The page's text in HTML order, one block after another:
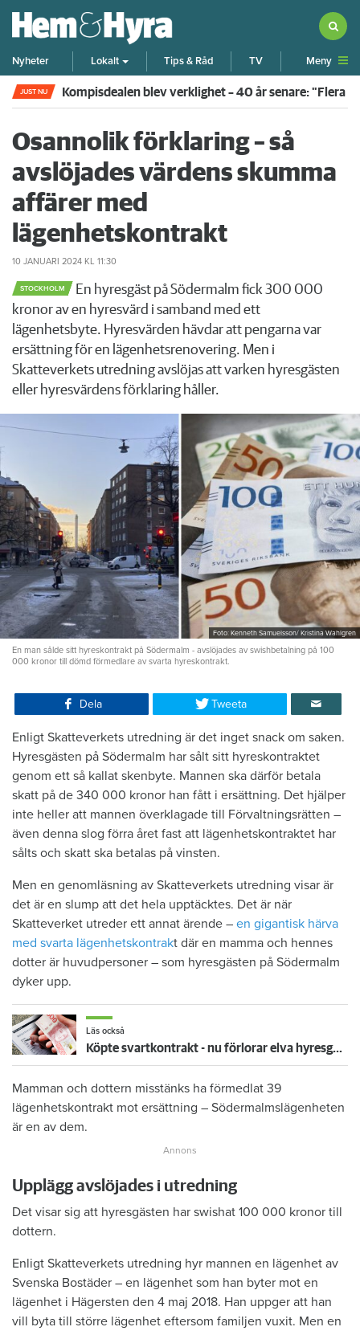
Nyheter Lokalt Tips & Råd TV Meny
JUST NU Kompisdealen blev verklighet – 40 år senare: "Flera
Osannolik förklaring – så
avslöjades värdens skumma
affärer med
lägenhetskontrakt
10 JANUARI 2024 KL 11:30
STOCKHOLM
En hyresgäst på Södermalm fick 300 000
kronor av en hyresvärd i samband med ett
lägenhetsbyte. Hyresvärden hävdar att pengarna var
ersättning för en lägenhetsrenovering. Men i
Skatteverkets utredning avslöjas att varken hyresgästen
eller hyresvärdens förklaring håller.
Foto: Kenneth Samuelsson/ Kristina Wahlgren
En man sålde sitt hyreskontrakt på Södermalm - avslöjades av swishbetalning på 100
000 kronor till dömd förmedlare av svarta hyreskontrakt.
Dela Tweeta
Enligt Skatteverkets utredning är det inget snack om saken.
Hyresgästen på Södermalm har sålt sitt hyreskontraktet
genom ett så kallat skenbyte. Mannen ska därför betala
skatt på de 340 000 kronor han fått i ersättning. Det hjälper
inte heller att mannen överklagade till Förvaltningsrätten –
även denna slog förra året fast att lägenhetskontraktet har
sålts och skatt ska betalas på vinsten.
Men en genomläsning av Skatteverkets utredning visar är
det är en slump att det hela upptäcktes. Det är när
Skatteverket utreder ett annat ärende – en gigantisk härva
med svarta lägenhetskontrakt där en mamma och hennes
dotter är huvudpersoner – som hyresgästen på Södermalm
dyker upp.
Läs också
Köpte svartkontrakt - nu förlorar elva hyresgäster sina lägenheter
Mamman och dottern misstänks ha förmedlat 39
lägenhetskontrakt mot ersättning – Södermalmslägenheten
är en av dem.
Upplägg avslöjades i utredning
Det visar sig att hyresgästen har swishat 100 000 kronor till
dottern.
Enligt Skatteverkets utredning hyr mannen en lägenhet av
Svenska Bostäder – en lägenhet som han byter mot en
lägenhet i Hägersten den 4 maj 2018. Han uppger att han
vill byta till större lägenhet eftersom familjen vuxit. Men en